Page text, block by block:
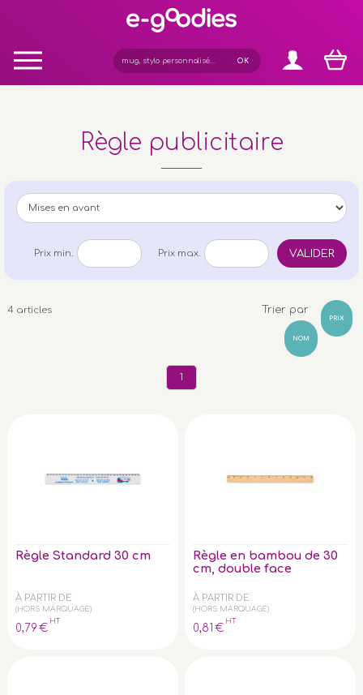
Règle publicitaire
Prix min. Prix max. VALIDER
4 articles Trier par
PRIX
NOM
1
Règle Standard 30 cm
À PARTIR DE
(HORS MARQUAGE)
0,79 €
HT
Règle en bambou de 30
cm, double face
À PARTIR DE
(HORS MARQUAGE)
0,81 €
HT